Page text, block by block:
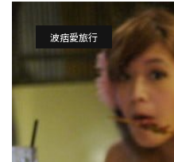
波痞愛旅行